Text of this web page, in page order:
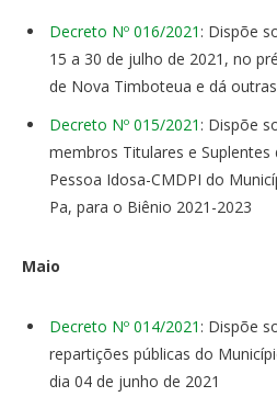
Decreto Nº 016/2021 : Dispõe
15 a 30 de julho de 2021, no
de Nova Timboteua e dá
Decreto Nº 015/2021 : Dispõe
membros Titulares e Suplentes
Pessoa Idosa-CMDPI do
Pa, para o Biênio 2021-2023
Maio
Decreto Nº 014/2021 : Dispõe
repartições públicas do
dia 04 de junho de 2021